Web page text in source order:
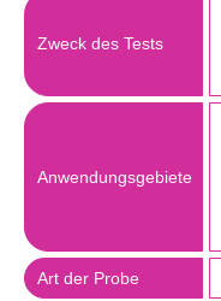
Zweck des Tests
Anwendungsgebiete
Art der Probe